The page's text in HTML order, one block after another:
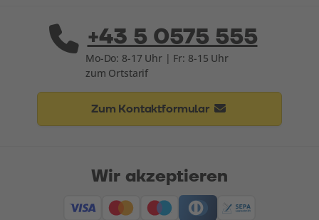
+43 5 0575 555
Mo-Do: 8-17 Uhr | Fr: 8-15 Uhr
zum Ortstarif
Zum Kontaktformular
Wir akzeptieren